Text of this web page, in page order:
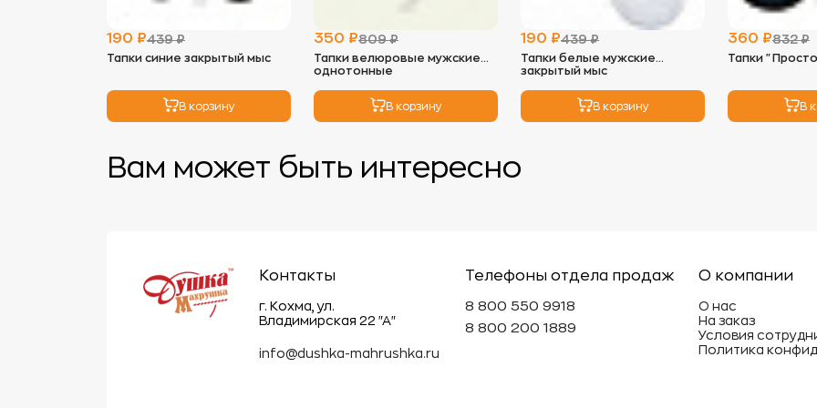
можно
низких
3.
Глажка:
- Не
может
Эти
махровые
190 ₽439 ₽
Тапки синие закрытый мыс
В корзину
350 ₽809 ₽
Тапки велюровые мужские
однотонные
В корзину
190 ₽439 ₽
Тапки белые мужские
закрытый мыс
В корзину
360 ₽832 ₽
Тапки
В
Вам может быть интересно
Контакты
г. Кохма, ул.
Владимирская 22 "А"
info@dushka-mahrushka.ru
Телефоны отдела продаж
8 800 550 9918
8 800 200 1889
О компании
О нас
На заказ
Условия
Политика